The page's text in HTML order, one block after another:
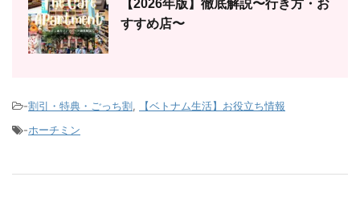
【2026年版】徹底解説〜行き方・お
すすめ店〜
-割引・特典・ごっち割,
【ベトナム生活】お役立ち情報
-ホーチミン